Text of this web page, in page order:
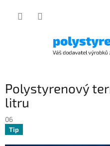
Polystyrenový
litru
06
Tip